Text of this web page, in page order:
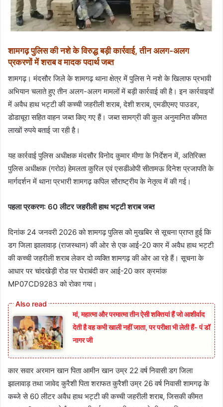
शामगढ़ पुलिस की नशे के विरुद्ध बड़ी कार्रवाई, तीन अलग-अलग
प्रकरणों में शराब व मादक पदार्थ जब्त
शामगढ़। मंदसौर जिले के शामगढ़ थाना क्षेत्र में पुलिस ने नशे के खिलाफ प्रभावी
अभियान चलाते हुए तीन अलग-अलग मामलों में बड़ी कार्रवाई की है। इन कार्रवाइयों
में अवैध हाथ भट्टी की कच्ची जहरीली शराब, देशी शराब, एमडीएमए पाउडर,
डोडाचूरा सहित वाहन जब्त किए गए हैं। जब्त सामग्री की कुल अनुमानित कीमत
लाखों रुपये बताई जा रही है।
यह कार्रवाई पुलिस अधीक्षक मंदसौर विनोद कुमार मीणा के निर्देशन में, अतिरिक्त
पुलिस अधीक्षक (गरोठ) हेमलता कुरिल एवं एसडीओपी सीतामऊ दिनेश प्रजापति के
मार्गदर्शन में थाना प्रभारी शामगढ़ कपिल सौराष्ट्रीय के नेतृत्व में की गई।
पहला प्रकरण: 60 लीटर जहरीली हाथ भट्टी शराब जब्त
दिनांक 24 जनवरी 2026 को शामगढ़ पुलिस को मुखबिर से सूचना प्राप्त हुई कि
डग जिला झालावाड़ (राजस्थान) की ओर से एक आई-20 कार में अवैध हाथ भट्टी
की कच्ची जहरीली शराब लेकर दो व्यक्ति शामगढ़ की ओर आ रहे हैं। सूचना के
आधार पर चांदखेड़ी रोड पर घेराबंदी कर आई-20 कार क्रमांक
MP07CD9283 को रोका गया।
मां, महात्मा और परमात्मा तीन ऐसी शक्तियां हैं जो आशीर्वाद
देती है वह कभी खाली नहीं जाता, पर परीक्षा भी लेती हैं- पं डॉ
नागर जी
कार सवार अरमान खान पिता आमीन खान उम्र 22 वर्ष निवासी डग जिला
झालावाड़ तथा जावेद कुरैशी पिता शराफत कुरैशी उम्र 26 वर्ष निवासी शामगढ़ के
कब्जे से 60 लीटर अवैध हाथ भट्टी की कच्ची जहरीली शराब, जिसकी कीमत